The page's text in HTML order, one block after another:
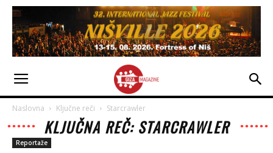
Naslovna Ključne reči Starcrawler
KLJUČNA REČ: STARCRAWLER
Reportaže